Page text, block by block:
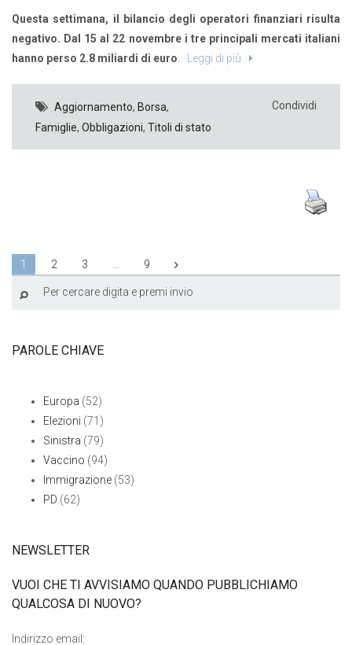
Questa settimana, il bilancio degli operatori finanziari risulta
negativo. Dal 15 al 22 novembre i tre principali mercati italiani
hanno perso 2.8 miliardi di euro
Leggi di più
Aggiornamento, Borsa,
Famiglie, Obbligazioni, Titoli di stato
Condividi
1 2 3 9
PAROLE CHIAVE
Europa (52)
Elezioni (71)
Sinistra (79)
Vaccino (94)
Immigrazione (53)
PD (62)
NEWSLETTER
VUOI CHE TI AVVISIAMO QUANDO PUBBLICHIAMO
QUALCOSA DI NUOVO?
Indirizzo email: